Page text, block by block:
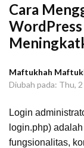
Cara
Maftukhah
Diubah pada: Thu,
Login
login.php)
fungsionalitas,